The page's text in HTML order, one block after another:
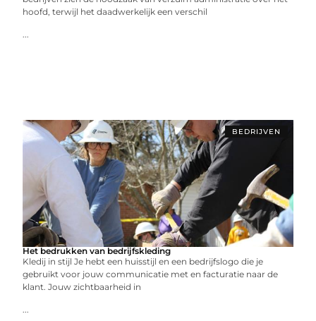
hoofd, terwijl het daadwerkelijk een verschil
...
BEDRIJVEN
Het bedrukken van bedrijfskleding
Kledij in stijl Je hebt een huisstijl en een bedrijfslogo die je
gebruikt voor jouw communicatie met en facturatie naar de
klant. Jouw zichtbaarheid in
...